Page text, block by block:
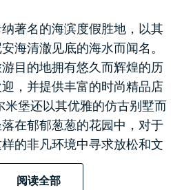
著名的海滨度假胜地，以其
海清澈见底的海水而闻名。
目的地拥有悠久而辉煌的历
，并提供丰富的时尚精品店
堡还以其优雅的仿古别墅而
在郁郁葱葱的花园中，对于
的非凡环境中寻求放松和文
有吸引力的目的地。
阅读全部